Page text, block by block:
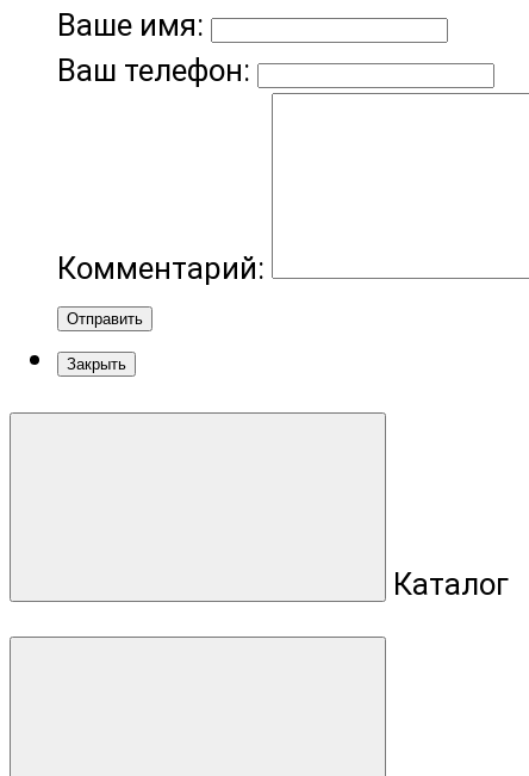
Ваше имя:
Ваш телефон:
Комментарий:
Отправить
Закрыть
Каталог